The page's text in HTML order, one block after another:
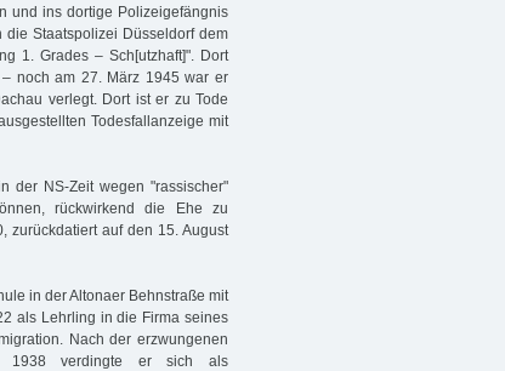
und ins dortige Polizeigefängnis
Staatspolizei Düsseldorf dem
1. Grades – Sch[utzhaft]". Dort
noch am 27. März 1945 war er
verlegt. Dort ist er zu Tode
Todesfallanzeige mit
der NS-Zeit wegen "rassischer"
rückwirkend die Ehe zu
zurückdatiert auf den 15. August
in der Altonaer Behnstraße mit
als Lehrling in die Firma seines
Nach der erzwungenen
1938 verdingte er sich als